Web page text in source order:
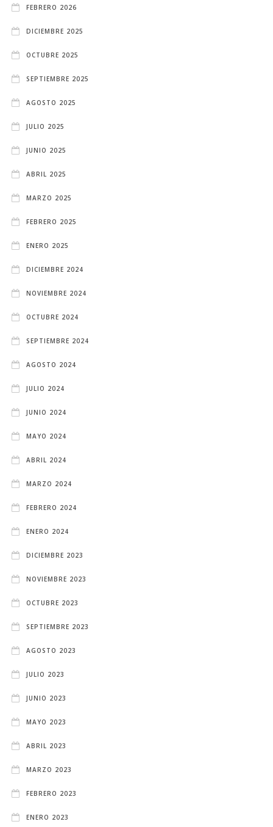
FEBRERO 2026
DICIEMBRE 2025
OCTUBRE 2025
SEPTIEMBRE 2025
AGOSTO 2025
JULIO 2025
JUNIO 2025
ABRIL 2025
MARZO 2025
FEBRERO 2025
ENERO 2025
DICIEMBRE 2024
NOVIEMBRE 2024
OCTUBRE 2024
SEPTIEMBRE 2024
AGOSTO 2024
JULIO 2024
JUNIO 2024
MAYO 2024
ABRIL 2024
MARZO 2024
FEBRERO 2024
ENERO 2024
DICIEMBRE 2023
NOVIEMBRE 2023
OCTUBRE 2023
SEPTIEMBRE 2023
AGOSTO 2023
JULIO 2023
JUNIO 2023
MAYO 2023
ABRIL 2023
MARZO 2023
FEBRERO 2023
ENERO 2023